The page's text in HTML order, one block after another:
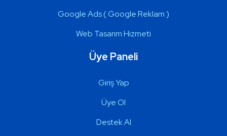
Google Ads ( Google Reklam )
Web Tasarım Hizmeti
Üye Paneli
Giriş Yap
Üye Ol
Destek Al